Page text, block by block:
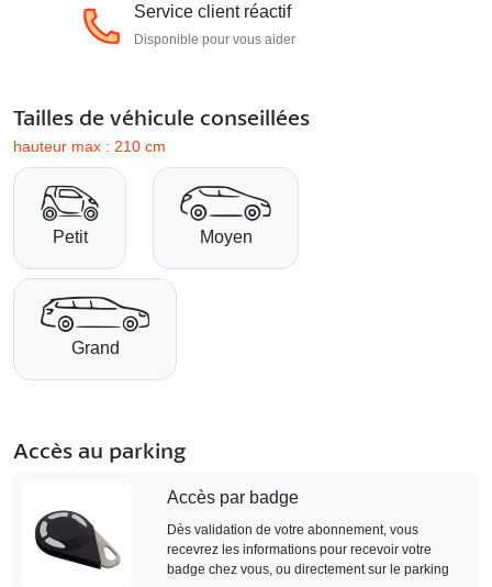
Service client réactif
Disponible pour vous aider
Tailles de véhicule conseillées
hauteur max : 210 cm
Petit Moyen
Grand
Accès au parking
Accès par badge
Dès validation de votre abonnement, vous
recevrez les informations pour recevoir votre
badge chez vous, ou directement sur le parking